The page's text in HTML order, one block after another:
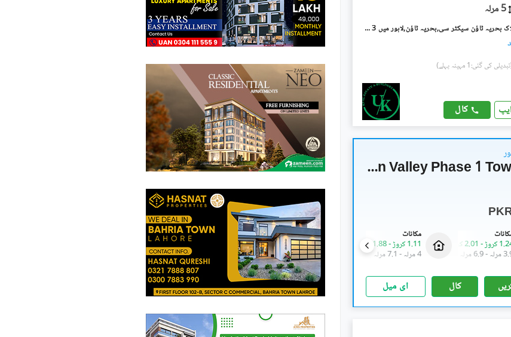
5 مرلہ
بحریہ ٹاؤن گارڈنیہ بلاک بحریہ ٹاؤن سیکٹر سی,بحریہ ٹاؤن,لاہور میں 3 کمروں کا 5 مرلہ مکان 80.0 ہزار میں کرایہ پر دستیاب ہے۔
کی گئی:1 مہینہ پہلے)
کال
Icon Valley Phase 1 Townhouses
2.01 کروڑ
-6.9 مرلہ
مکانات
1.18 کروڑ
-1.95 کروڑ
-7.1 مرلہ
مکانات
1.11 کروڑ
-1.88 کروڑ
4 مرلہ
- 7.1 مرلہ
کروڑ
- 2.01 کروڑ
-6.9 مرلہ
کال ای میل